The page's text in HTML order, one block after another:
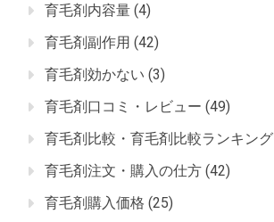
育毛剤内容量 (4)
育毛剤副作用 (42)
育毛剤効かない (3)
育毛剤口コミ・レビュー (49)
育毛剤比較・育毛剤比較ランキング
育毛剤注文・購入の仕方 (42)
育毛剤購入価格 (25)